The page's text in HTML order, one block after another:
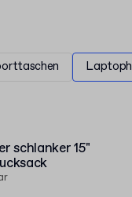
Laptophüllen
schlanker 15"